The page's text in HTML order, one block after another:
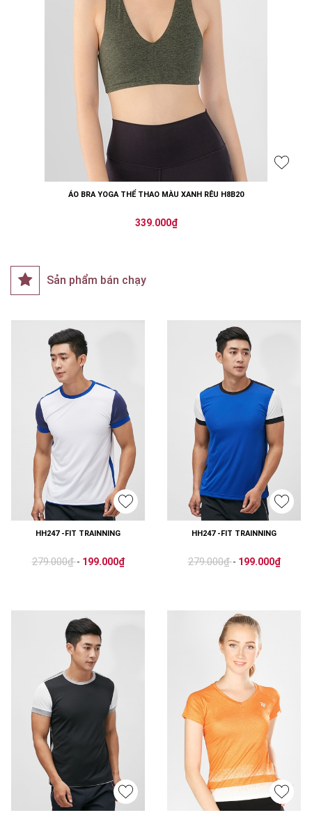
ÁO BRA YOGA THỂ THAO MÀU XANH RÊU H8B20
339.000₫
Sản phẩm bán chạy
HH247 -FIT TRAINNING
279.000₫- 199.000₫
HH247 -FIT TRAINNING
279.000₫- 199.000₫